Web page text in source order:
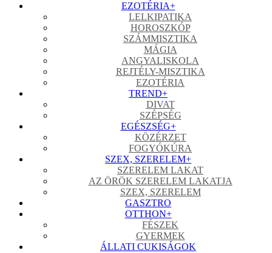
EZOTÉRIA+
LELKIPATIKA
HOROSZKÓP
SZÁMMISZTIKA
MÁGIA
ANGYALISKOLA
REJTÉLY-MISZTIKA
EZOTÉRIA
TREND+
DIVAT
SZÉPSÉG
EGÉSZSÉG+
KÖZÉRZET
FOGYÓKÚRA
SZEX, SZERELEM+
SZERELEM LAKAT
AZ ÖRÖK SZERELEM LAKATJA
SZEX, SZERELEM
GASZTRO
OTTHON+
FÉSZEK
GYERMEK
ÁLLATI CUKISÁGOK